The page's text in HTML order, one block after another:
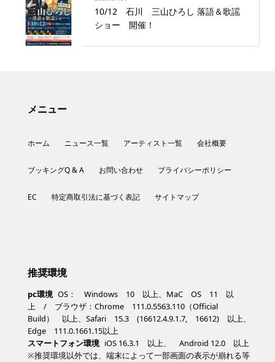
10/12 石川 三山ひろし 落語＆歌謡
ショー 開催！
メニュー
ホーム ニュース一覧 アーティスト一覧 会社概要
ブッキングQ & A お問い合わせ プライバシーポリシー
EC 特定商取引法に基づく表記 サイトマップ
推奨環境
pc環境 OS： Windows 10 以上、MaC OS 11 以
上 / ブラウザ：Chrome 111.0.5563.110（Official
Build） 以上、Safari 15.3 (16612.4.9.1.7, 16612) 以上、
Edge 111.0.1661.15以上
スマートフォン環境 iOS 16.3.1 以上、 Android 12.0 以上
※推奨環境以外では、端末によって一部画面の表示が崩れる等